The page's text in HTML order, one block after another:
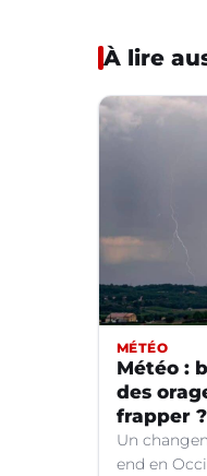
À lire
MÉTÉO
Météo :
des
frapper ?
Un
end en